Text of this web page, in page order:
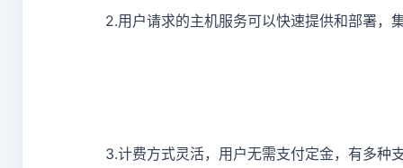
2.用户请求的主机服务可以快速提供和部署，
3.计费方式灵活，用户无需支付定金，有多种